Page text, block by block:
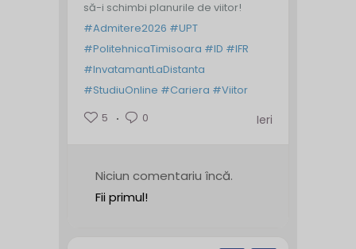
să-i schimbi planurile de viitor!
#Admitere2026 #UPT
#PolitehnicaTimisoara #ID #IFR
#InvatamantLaDistanta
#StudiuOnline #Cariera #Viitor
5
0 Ieri
Niciun comentariu încă.
Fii primul!